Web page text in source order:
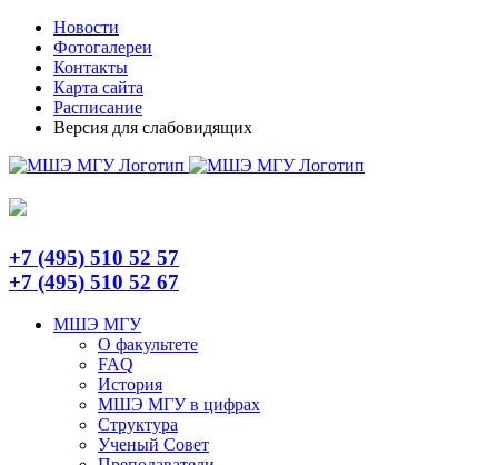
Skip
content
TelegramНовости
Фотогалереи
Контакты
Карта сайта
Расписание
Версия для слабовидящих
+7 (495) 510 52 57
+7 (495) 510 52 67
МШЭ МГУ
О факультете
FAQ
История
МШЭ МГУ в цифрах
Структура
Ученый Совет